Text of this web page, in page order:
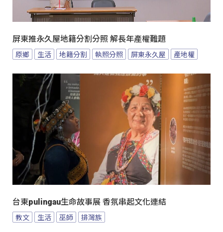
屏東推永久屋地籍分割分照 解長年產權難題
原鄉 生活 地籍分割 執照分照 屏東永久屋 產地權
台東pulingau生命故事展 香氛串起文化連結
教文 生活 巫師 排灣族